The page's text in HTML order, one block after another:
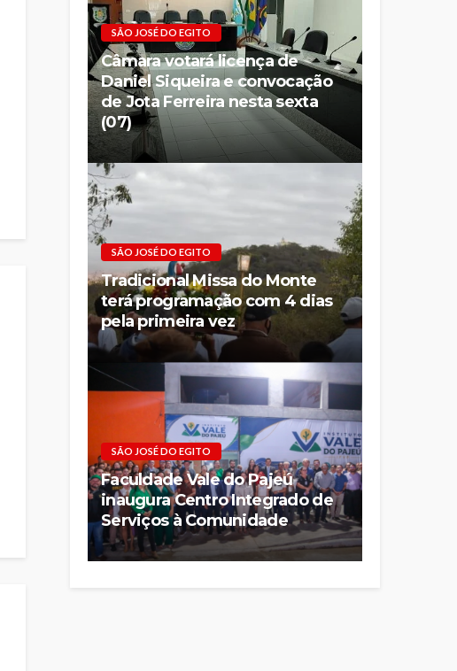
SÃO JOSÉ DO EGITO
Câmara votará licença de
Daniel Siqueira e convocação
de Jota Ferreira nesta sexta
(07)
SÃO JOSÉ DO EGITO
Tradicional Missa do Monte
terá programação com 4 dias
pela primeira vez
SÃO JOSÉ DO EGITO
Faculdade Vale do Pajeú
inaugura Centro Integrado de
Serviços à Comunidade